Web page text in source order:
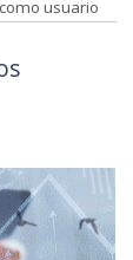
como usuario